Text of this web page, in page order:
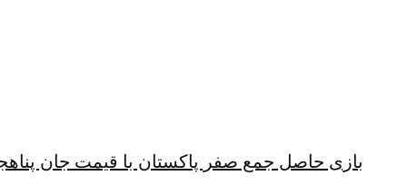
بازی حاصل جمع صفر پاکستان با قیمت جان